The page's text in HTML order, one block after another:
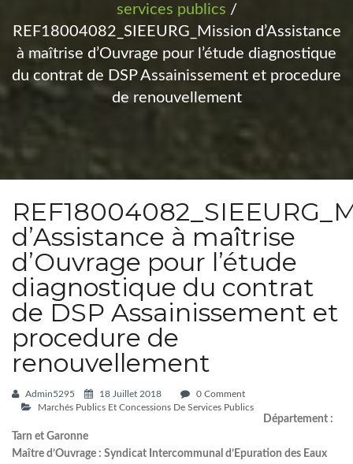
services publics /
REF18004082_SIEEURG_Mission d’Assistance
à maîtrise d’Ouvrage pour l’étude diagnostique
du contrat de DSP Assainissement et procedure
de renouvellement
d’Assistance à maîtrise
d’Ouvrage pour l’étude
diagnostique du contrat
de DSP Assainissement et
procedure de
renouvellement
Admin5295 18 Juillet 2018
0 Comment
Marchés Publics Et Concessions De Services Publics
Département :
Tarn et Garonne
Maître d’Ouvrage : Syndicat Intercommunal d’Epuration des Eaux